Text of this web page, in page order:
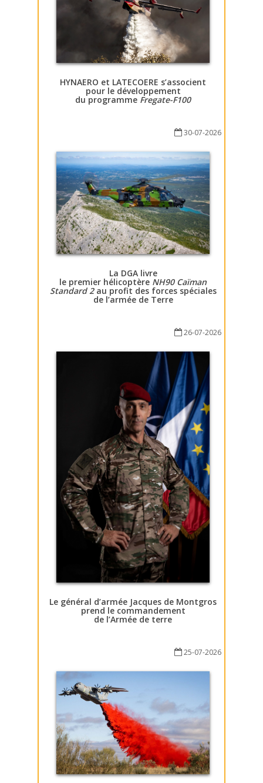
HYNAERO et LATECOERE s’associent
pour le développement
du programme Fregate-F100
30-07-2026
La DGA livre
le premier hélicoptère NH90 Caïman
Standard 2au profit des forces spéciales
de l’armée de Terre
26-07-2026
Le général d’armée Jacques de Montgros
prend le commandement
de l’Armée de terre
25-07-2026